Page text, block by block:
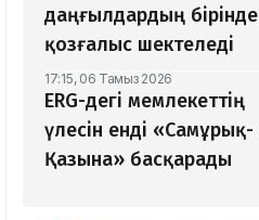
даңғылдардың бірінде
қозғалыс шектеледі
17:15, 06 Тамыз 2026
ERG-дегі мемлекеттің
үлесін енді «Самұрық-
Қазына» басқарады